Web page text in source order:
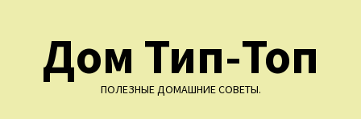
содержимомуДом Тип-Топ
ПОЛЕЗНЫЕ ДОМАШНИЕ СОВЕТЫ.